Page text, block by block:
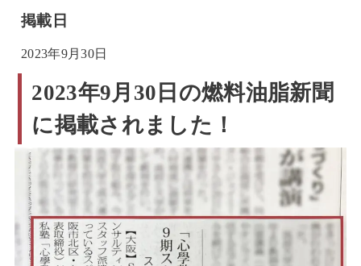
掲載日
2023年9月30日
2023年9月30日の燃料油脂新聞
に掲載されました！